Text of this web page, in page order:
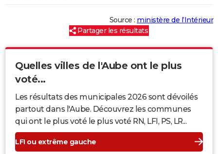
Source : ministère de l’Intérieur
Partager les résultats
Quelles villes de l'Aube ont le plus
voté...
Les résultats des municipales 2026 sont dévoilés
partout dans l'Aube. Découvrez les communes
qui ont le plus voté le plus voté RN, LFI, PS, LR...
LFI ou extrême gauche